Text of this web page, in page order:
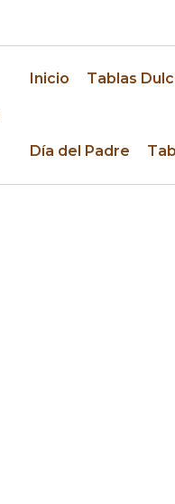
Inicio Tablas
Día del Padre